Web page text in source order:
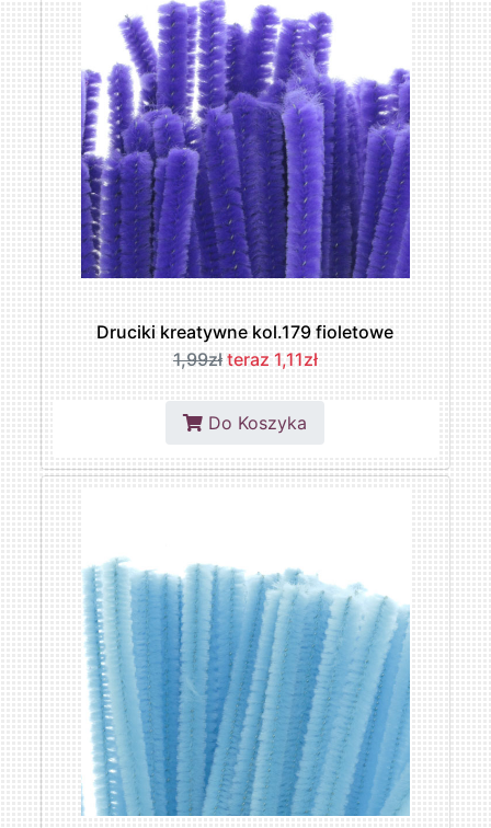
Druciki kreatywne kol.179 fioletowe
1,99zł teraz 1,11zł
Do Koszyka